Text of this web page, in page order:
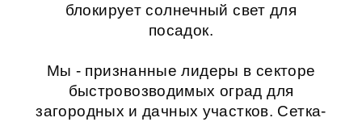
блокирует солнечный свет для
посадок.
Мы - признанные лидеры в секторе
быстровозводимых оград для
загородных и дачных участков. Сетка-